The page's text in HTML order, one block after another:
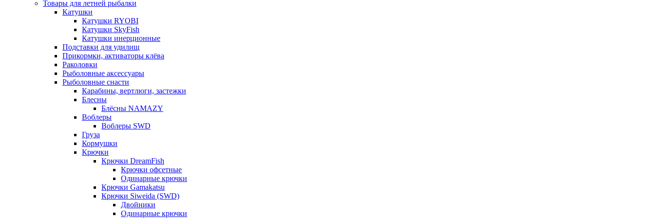
Товары для летней рыбалки
Катушки
Катушки RYOBI
Катушки SkyFish
Катушки инерционные
Подставки для удилищ
Прикормки, активаторы клёва
Раколовки
Рыболовные аксессуары
Рыболовные снасти
Карабины, вертлюги, застежки
Блесны
Блёсны NAMAZY
Воблеры
Воблеры SWD
Груза
Кормушки
Крючки
Крючки DreamFish
Крючки офсетные
Одинарные крючки
Крючки Gamakatsu
Крючки Siweida (SWD)
Двойники
Одинарные крючки